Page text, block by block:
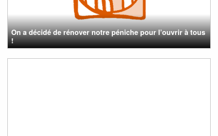
On a décidé de rénover notre péniche pour l’ouvrir à tous
!